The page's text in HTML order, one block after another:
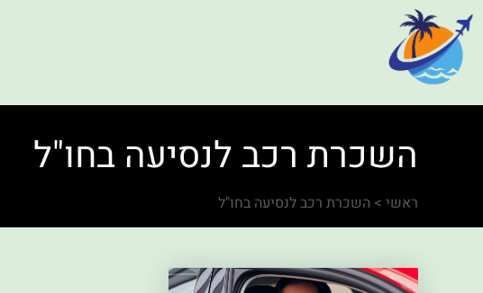
השכרת רכב לנסיעה בחו"ל
ראשי > השכרת רכב לנסיעה בחו"ל